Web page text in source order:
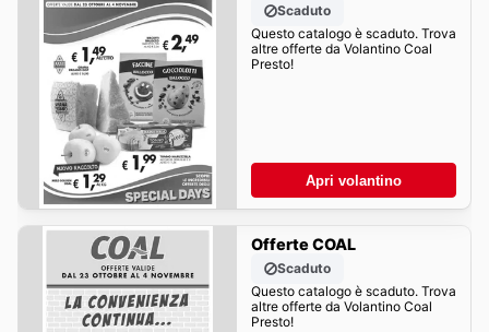
Scaduto
Questo catalogo è scaduto. Trova
altre offerte da Volantino Coal
Presto!
Apri volantino
Offerte COAL
Scaduto
Questo catalogo è scaduto. Trova
altre offerte da Volantino Coal
Presto!